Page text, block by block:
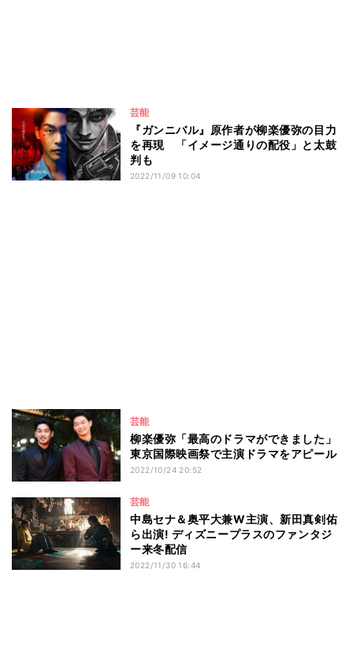
芸能
『ガンニバル』原作者が柳楽優弥の目力
を再現 「イメージ通りの配役」と太鼓
判も
2022/11/09 10:04
芸能
柳楽優弥「最高のドラマができました」
東京国際映画祭で主演ドラマをアピール
2022/10/24 20:52
芸能
中島セナ＆奥平大兼W主演、新田真剣佑
ら出演! ディズニープラスのファンタジ
ー来冬配信
2022/11/30 16:44